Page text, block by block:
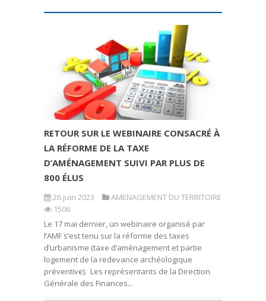
RETOUR SUR LE WEBINAIRE CONSACRÉ À
LA RÉFORME DE LA TAXE
D’AMÉNAGEMENT SUIVI PAR PLUS DE
800 ÉLUS
26 juin 2023
AMENAGEMENT DU TERRITOIRE
1506
Le 17 mai dernier, un webinaire organisé par
l’AMF s’est tenu sur la réforme des taxes
d’urbanisme (taxe d’aménagement et partie
logement de la redevance archéologique
préventive). Les représentants de la Direction
Générale des Finances...